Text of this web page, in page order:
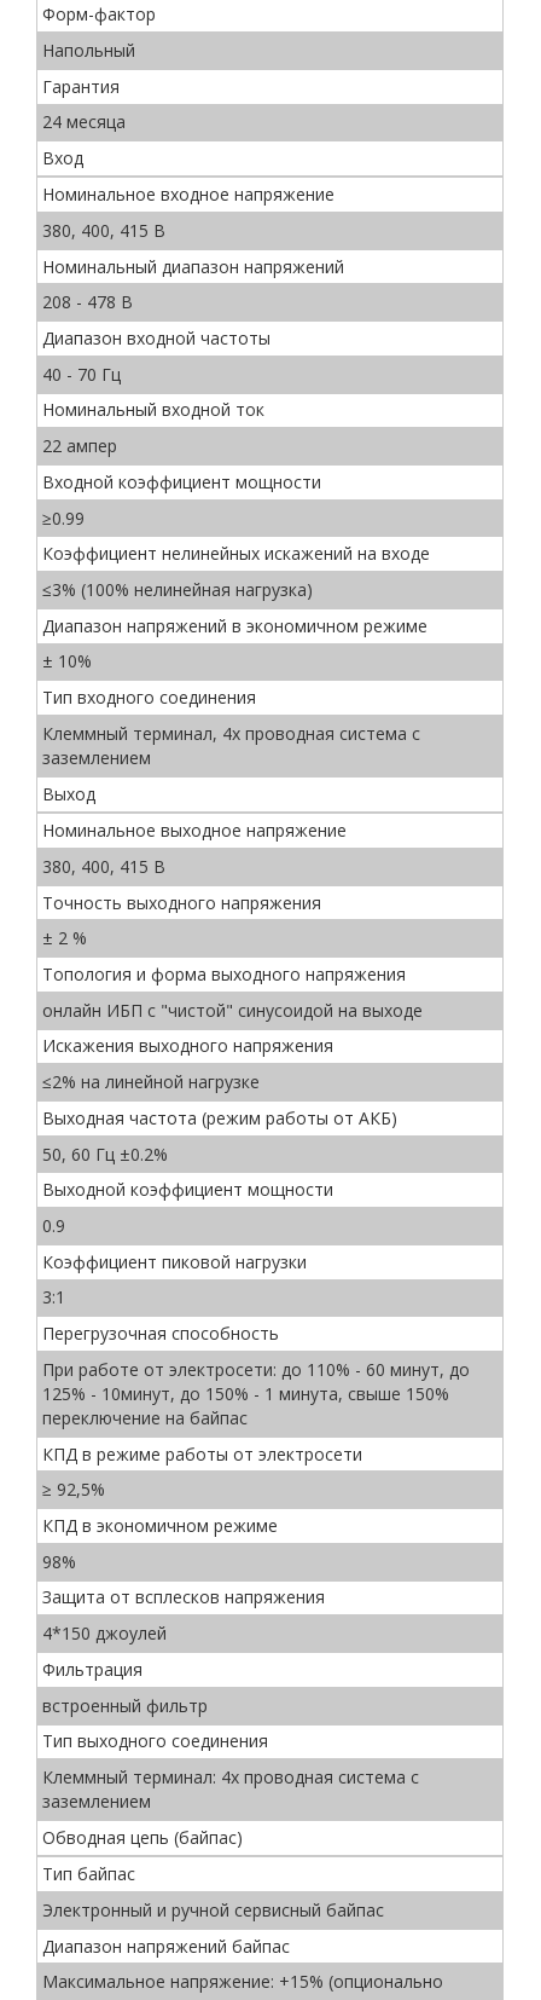
Форм-фактор
Напольный
Гарантия
24 месяца
Вход
Номинальное входное напряжение
380, 400, 415 В
Номинальный диапазон напряжений
208 - 478 В
Диапазон входной частоты
40 - 70 Гц
Номинальный входной ток
22 ампер
Входной коэффициент мощности
≥0.99
Коэффициент нелинейных искажений на входе
≤3% (100% нелинейная нагрузка)
Диапазон напряжений в экономичном режиме
± 10%
Тип входного соединения
Клеммный терминал, 4х проводная система с
заземлением
Выход
Номинальное выходное напряжение
380, 400, 415 В
Точность выходного напряжения
± 2 %
Топология и форма выходного напряжения
онлайн ИБП с "чистой" синусоидой на выходе
Искажения выходного напряжения
≤2% на линейной нагрузке
Выходная частота (режим работы от АКБ)
50, 60 Гц ±0.2%
Выходной коэффициент мощности
0.9
Коэффициент пиковой нагрузки
3:1
Перегрузочная способность
При работе от электросети: до 110% - 60 минут, до
125% - 10минут, до 150% - 1 минута, свыше 150%
переключение на байпас
КПД в режиме работы от электросети
≥ 92,5%
КПД в экономичном режиме
98%
Защита от всплесков напряжения
4*150 джоулей
Фильтрация
встроенный фильтр
Тип выходного соединения
Клеммный терминал: 4х проводная система с
заземлением
Обводная цепь (байпас)
Тип байпас
Электронный и ручной сервисный байпас
Диапазон напряжений байпас
Максимальное напряжение: +15% (опционально